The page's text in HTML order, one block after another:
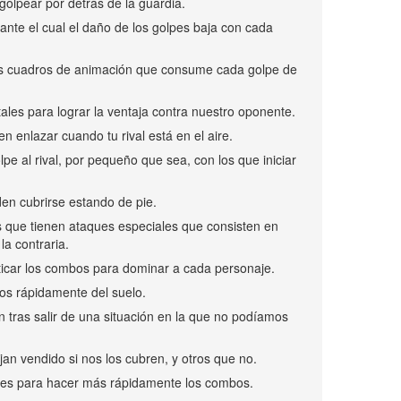
el cual el daño de los golpes baja con cada
cuadros de animación que consume cada golpe de
para lograr la ventaja contra nuestro oponente.
enlazar cuando tu rival está en el aire.
al rival, por pequeño que sea, con los que iniciar
cubrirse estando de pie.
que tienen ataques especiales que consisten en
contraria.
los combos para dominar a cada personaje.
rápidamente del suelo.
tras salir de una situación en la que no podíamos
vendido si nos los cubren, y otros que no.
para hacer más rápidamente los combos.